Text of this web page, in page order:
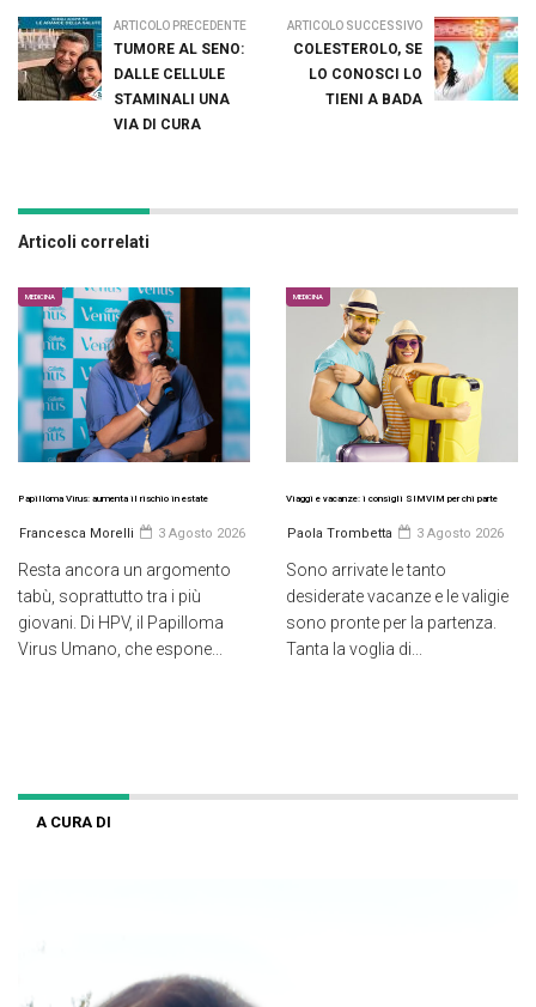
ARTICOLO PRECEDENTE
TUMORE AL SENO:
DALLE CELLULE
STAMINALI UNA
VIA DI CURA
ARTICOLO SUCCESSIVO
COLESTEROLO, SE
LO CONOSCI LO
TIENI A BADA
Articoli correlati
MEDICINA
Papilloma Virus: aumenta il rischio in estate
Francesca Morelli 3 Agosto 2026
Resta ancora un argomento
tabù, soprattutto tra i più
giovani. Di HPV, il Papilloma
Virus Umano, che espone...
MEDICINA
Viaggi e vacanze: i consigli SIMVIM per chi parte
Paola Trombetta 3 Agosto 2026
Sono arrivate le tanto
desiderate vacanze e le valigie
sono pronte per la partenza.
Tanta la voglia di...
A CURA DI